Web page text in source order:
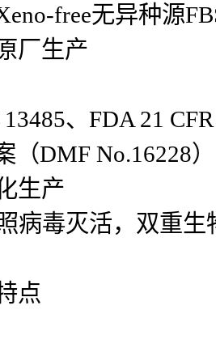
free无异种源
厂生产
、FDA 21
（DMF No.16228
生产
病毒灭活，双重生
点